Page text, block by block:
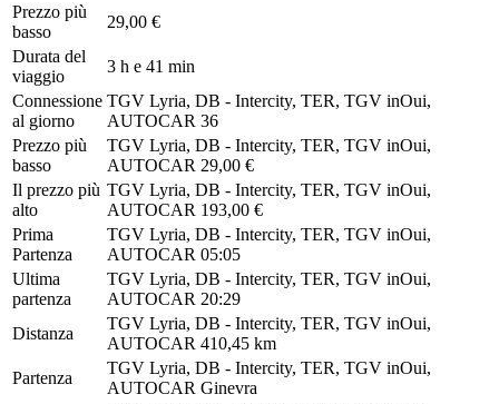
Prezzo più
basso
29,00 €
Durata del
viaggio
3 h e 41 min
Connessione
al giorno
TGV Lyria, DB - Intercity, TER, TGV inOui,
AUTOCAR 36
Prezzo più
basso
TGV Lyria, DB - Intercity, TER, TGV inOui,
AUTOCAR 29,00 €
Il prezzo più
alto
TGV Lyria, DB - Intercity, TER, TGV inOui,
AUTOCAR 193,00 €
Prima
Partenza
TGV Lyria, DB - Intercity, TER, TGV inOui,
AUTOCAR 05:05
Ultima
partenza
TGV Lyria, DB - Intercity, TER, TGV inOui,
AUTOCAR 20:29
Distanza
TGV Lyria, DB - Intercity, TER, TGV inOui,
AUTOCAR 410,45 km
Partenza
TGV Lyria, DB - Intercity, TER, TGV inOui,
AUTOCAR Ginevra